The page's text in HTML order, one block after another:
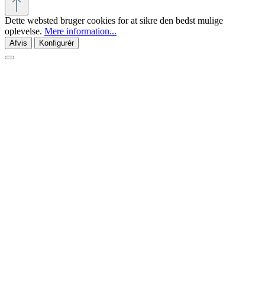
Dette websted bruger cookies for at sikre den bedst mulige
oplevelse. Mere information...
Afvis Konfigurér